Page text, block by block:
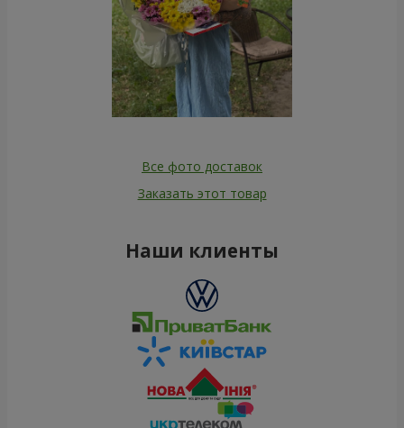
Все фото доставок
Заказать этот товар
Наши клиенты